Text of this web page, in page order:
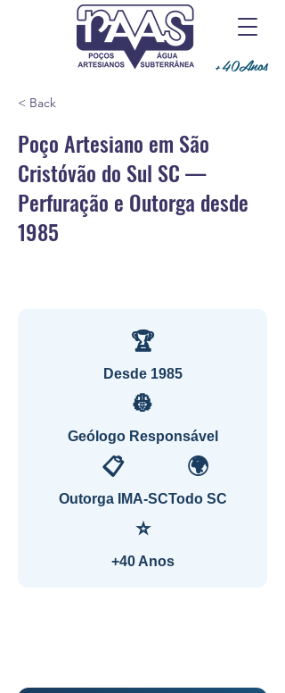
+40Anos
< Back
Poço Artesiano em São
Cristóvão do Sul SC —
Perfuração e Outorga desde
1985
🏆
Desde 1985
👷
Geólogo Responsável
📋
Outorga IMA-SC
🌍
Todo SC
⭐
+40 Anos